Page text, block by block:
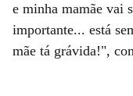
e minha mamãe vai
importante... está
mãe tá grávida!",